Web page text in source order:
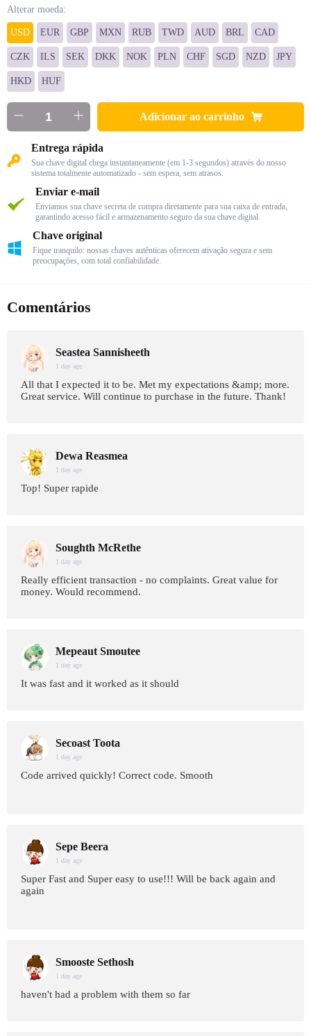
Alterar moeda:
USD EUR GBP MXN RUB TWD AUD BRL CAD
CZK ILS SEK DKK NOK PLN CHF SGD NZD JPY
HKD HUF
Adicionar ao carrinho
Entrega rápida
Sua chave digital chega instantaneamente (em 1-3 segundos) através do nosso
sistema totalmente automatizado - sem espera, sem atrasos.
Enviar e-mail
Enviamos sua chave secreta de compra diretamente para sua caixa de entrada,
garantindo acesso fácil e armazenamento seguro da sua chave digital.
Chave original
Fique tranquilo: nossas chaves autênticas oferecem ativação segura e sem
preocupações, com total confiabilidade.
Comentários
Seastea Sannisheeth
1 day age
All that I expected it to be. Met my expectations &amp; more.
Great service. Will continue to purchase in the future. Thank!
Dewa Reasmea
1 day age
Top! Super rapide
Soughth McRethe
1 day age
Really efficient transaction - no complaints. Great value for
money. Would recommend.
Mepeaut Smoutee
1 day age
It was fast and it worked as it should
Secoast Toota
1 day age
Code arrived quickly! Correct code. Smooth
Sepe Beera
1 day age
Super Fast and Super easy to use!!! Will be back again and
again
Smooste Sethosh
1 day age
haven't had a problem with them so far